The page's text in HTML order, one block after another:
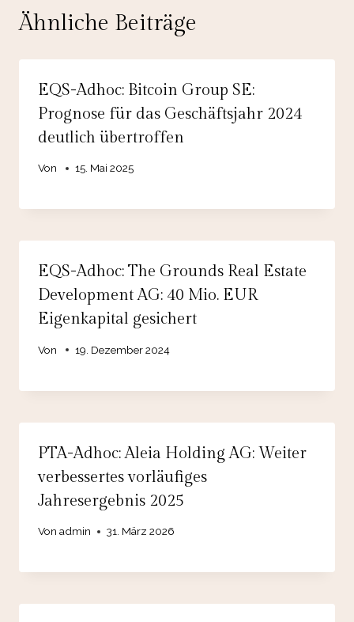
Ähnliche Beiträge
EQS-Adhoc: Bitcoin Group SE:
Prognose für das Geschäftsjahr 2024
deutlich übertroffen
Von 15. Mai 2025
EQS-Adhoc: The Grounds Real Estate
Development AG: 40 Mio. EUR
Eigenkapital gesichert
Von 19. Dezember 2024
PTA-Adhoc: Aleia Holding AG: Weiter
verbessertes vorläufiges
Jahresergebnis 2025
Von admin 31. März 2026